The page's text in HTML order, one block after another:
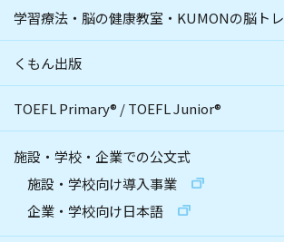
学習療法・脳の健康教室・KUMONの脳トレ
くもん出版
TOEFL Primary® /TOEFL Junior®
施設・学校・企業での公文式
施設・学校向け導入事業
企業・学校向け日本語